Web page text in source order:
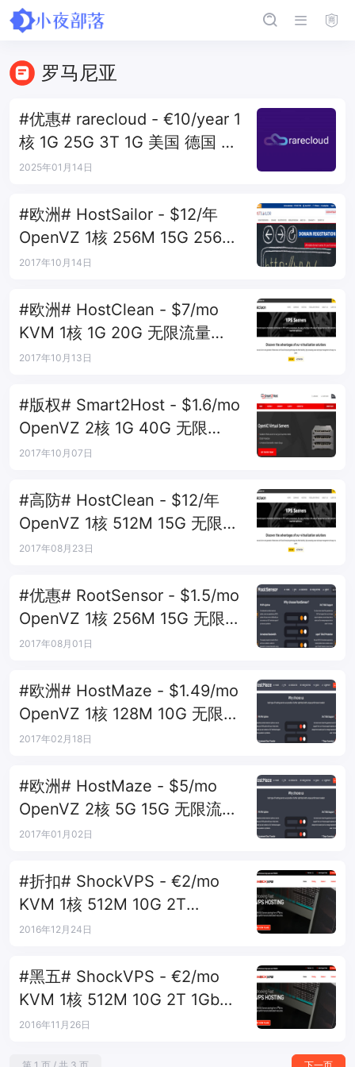
罗马尼亚
#优惠# rarecloud - €10/year 1
核 1G 25G 3T 1G 美国 德国 罗
马尼亚
2025年01月14日
#欧洲# HostSailor - $12/年
OpenVZ 1核 256M 15G 256G
1Gbps 荷兰
2017年10月14日
#欧洲# HostClean - $7/mo
KVM 1核 1G 20G 无限流量
1Gbps 罗马尼亚
2017年10月13日
#版权# Smart2Host - $1.6/mo
OpenVZ 2核 1G 40G 无限
1Gbps 罗马尼亚
2017年10月07日
#高防# HostClean - $12/年
OpenVZ 1核 512M 15G 无限流
量 1Gbps 罗马尼亚
2017年08月23日
#优惠# RootSensor - $1.5/mo
OpenVZ 1核 256M 15G 无限流
量 1Gbps 罗马尼亚
2017年08月01日
#欧洲# HostMaze - $1.49/mo
OpenVZ 1核 128M 10G 无限流
量 1Gbps 罗马尼亚
2017年02月18日
#欧洲# HostMaze - $5/mo
OpenVZ 2核 5G 15G 无限流量
1Gbps 罗马尼亚
2017年01月02日
#折扣# ShockVPS - €2/mo
KVM 1核 512M 10G 2T
10Gbps 罗马尼亚
2016年12月24日
#黑五# ShockVPS - €2/mo
KVM 1核 512M 10G 2T 1Gbps
欧洲3机房
2016年11月26日